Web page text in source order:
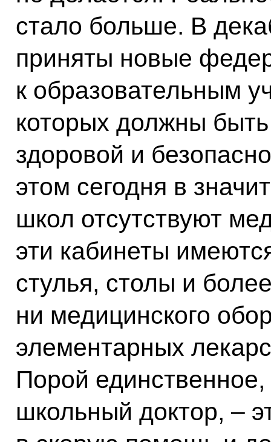
стало больше. В
приняты новые
к образовательным
которых должны
здоровой и
этом сегодня в
школ отсутствуют
эти кабинеты
стулья, столы и
ни медицинского
элементарных
Порой
школьный доктор, –